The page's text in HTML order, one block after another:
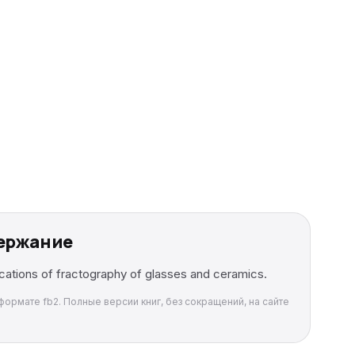
of fractography of glasses and ceramics.
fb2. Полные версии книг, без сокращений, на сайте